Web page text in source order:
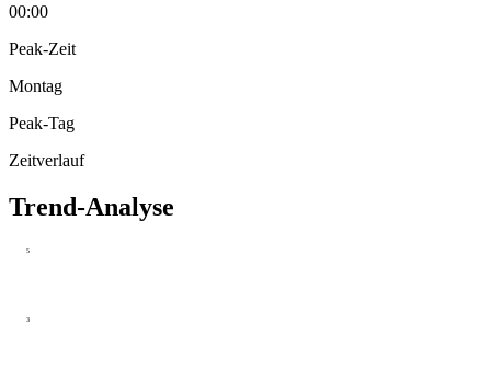
00:00
Peak-Zeit
Montag
Peak-Tag
Zeitverlauf
Trend-Analyse
3
5